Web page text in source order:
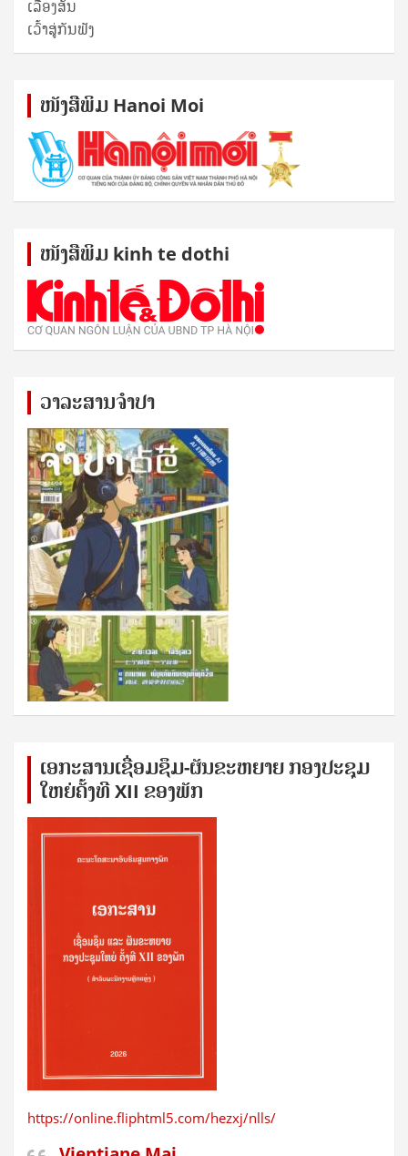
ເລື່ອງສັ້ນ
ເວົ້າສູ່ກັນຟັງ
ໜັງ​ສື​ພິມ Hanoi Moi
ໜັງ​ສື​ພິມ kinh te dothi
ວາລະສານຈຳປາ
ເອກ​ະ​ສານ​ເຊ​ື່ອມ​ຊ​ຶມ-ຜັນ​ຂະ​ຫ​ຍາຍ ກອງ​ປະ​ຊຸມ​
ໃຫຍ່​ຄັ້ງ​ທີ XII ຂອງ​ພັກ
https://online.fliphtml5.com/hezxj/nlls/